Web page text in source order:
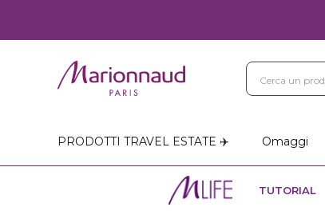
PRODOTTI TRAVEL ESTATE ✈️ Omaggi
TUTORIAL